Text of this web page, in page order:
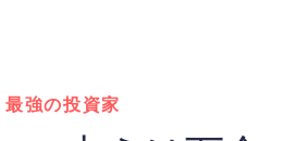
最強の投資家